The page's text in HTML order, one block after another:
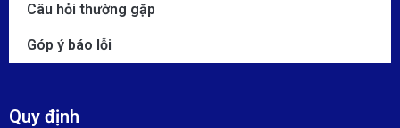
Câu hỏi thường gặp
Góp ý báo lỗi
Quy định